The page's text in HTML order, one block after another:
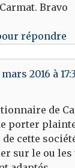
Bravo
répondre
mars 2016 à
de
porter
cette
sur le ou les